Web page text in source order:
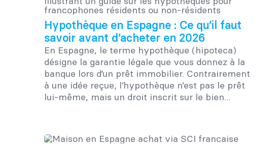
Hypothèque en Espagne : Ce qu’il faut
savoir avant d’acheter en 2026
En Espagne, le terme hypothèque (hipoteca)
désigne la garantie légale que vous donnez à la
banque lors d’un prêt immobilier. Contrairement
à une idée reçue, l’hypothèque n’est pas le prêt
lui-même, mais un droit inscrit sur le bien...